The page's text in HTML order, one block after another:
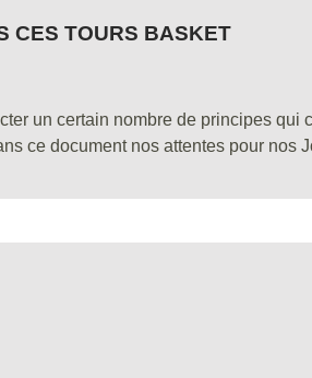
CES TOURS BASKET
un certain nombre de principes
ce document nos attentes pour nos